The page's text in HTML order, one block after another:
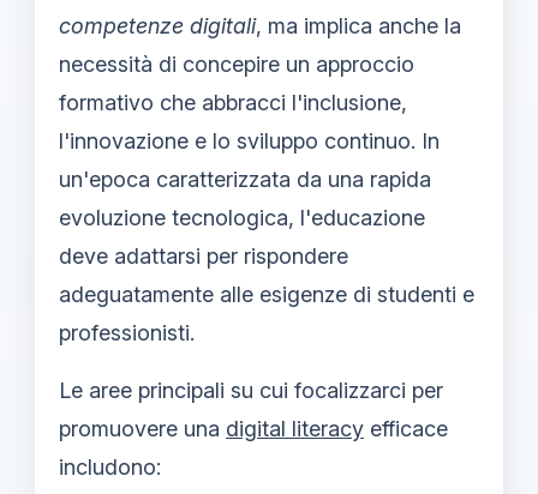
competenze digitali, ma implica anche la
necessità di concepire un approccio
formativo che abbracci l'inclusione,
l'innovazione e lo sviluppo continuo. In
un'epoca caratterizzata da una rapida
evoluzione tecnologica, l'educazione
deve adattarsi per rispondere
adeguatamente alle esigenze di studenti e
professionisti.
Le aree principali su cui focalizzarci per
promuovere una digital literacy efficace
includono: